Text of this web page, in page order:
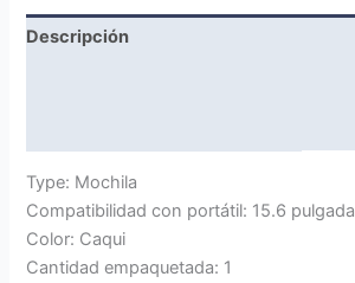
Descripción
Type: Mochila
Compatibilidad con portátil: 15.6 pulgada
Color: Caqui
Cantidad empaquetada: 1